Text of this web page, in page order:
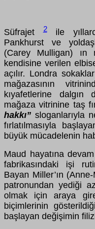
Süfrajet2ile
Pankhurst ve
(Carey Mulligan) ın
kendisine verilen
açılır. Londra
mağazasının
kıyafetlerine dalgın
mağaza vitrinine taş
hakkı” sloganlarıyla
fırlatılmasıyla
büyük mücadelenin
Maud hayatına
fabrikasındaki işi
Bayan Miller’ın
patronundan yediği
olmak için araya
biçimlerinin
başlayan değişimin